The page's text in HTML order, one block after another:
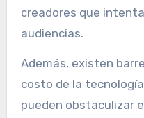
creadores que
audiencias.
Además, existen
costo de la
pueden obstaculizar